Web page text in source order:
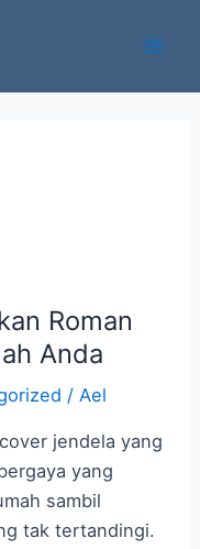
Roman
Anda
/Ael
jendela yang
yang
sambil
tak tertandingi.